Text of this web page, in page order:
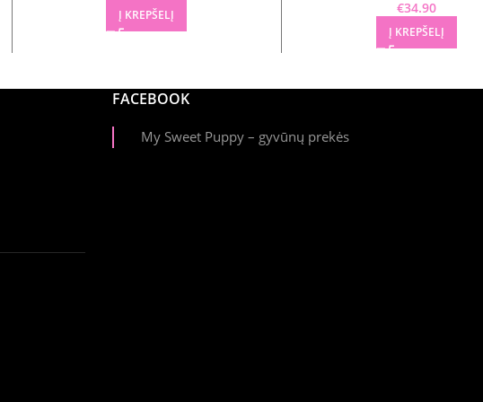
Į KREPŠELĮ €34.90
Į KREPŠELĮ
FACEBOOK
My Sweet Puppy – gyvūnų prekės